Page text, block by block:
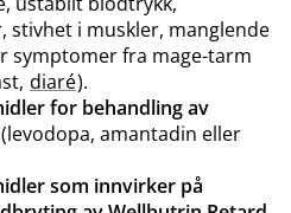
stivhet i muskler, manglende
symptomer fra mage-tarm
diaré).
for behandling av
(levodopa, amantadin eller
som innvirker på